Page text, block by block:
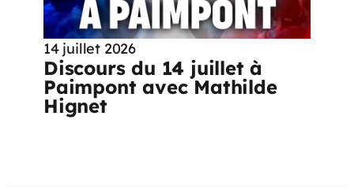
14 juillet 2026
Discours du 14 juillet à
Paimpont avec Mathilde
Hignet